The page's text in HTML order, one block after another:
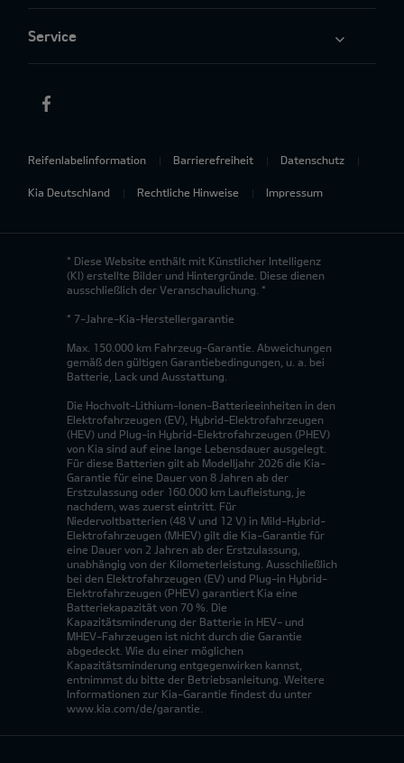
Service
Reifenlabelinformation Barrierefreiheit Datenschutz
Kia Deutschland Rechtliche Hinweise Impressum
* Diese Website enthält mit Künstlicher Intelligenz
(KI) erstellte Bilder und Hintergründe. Diese dienen
ausschließlich der Veranschaulichung. *
* 7-Jahre-Kia-Herstellergarantie
Max. 150.000 km Fahrzeug-Garantie. Abweichungen
gemäß den gültigen Garantiebedingungen, u. a. bei
Batterie, Lack und Ausstattung.
Die Hochvolt-Lithium-Ionen-Batterieeinheiten in den
Elektrofahrzeugen (EV), Hybrid-Elektrofahrzeugen
(HEV) und Plug-in Hybrid-Elektrofahrzeugen (PHEV)
von Kia sind auf eine lange Lebensdauer ausgelegt.
Für diese Batterien gilt ab Modelljahr 2026 die Kia-
Garantie für eine Dauer von 8 Jahren ab der
Erstzulassung oder 160.000 km Laufleistung, je
nachdem, was zuerst eintritt. Für
Niedervoltbatterien (48 V und 12 V) in Mild-Hybrid-
Elektrofahrzeugen (MHEV) gilt die Kia-Garantie für
eine Dauer von 2 Jahren ab der Erstzulassung,
unabhängig von der Kilometerleistung. Ausschließlich
bei den Elektrofahrzeugen (EV) und Plug-in Hybrid-
Elektrofahrzeugen (PHEV) garantiert Kia eine
Batteriekapazität von 70 %. Die
Kapazitätsminderung der Batterie in HEV- und
MHEV-Fahrzeugen ist nicht durch die Garantie
abgedeckt. Wie du einer möglichen
Kapazitätsminderung entgegenwirken kannst,
entnimmst du bitte der Betriebsanleitung. Weitere
Informationen zur Kia-Garantie findest du unter
www.kia.com/de/garantie.